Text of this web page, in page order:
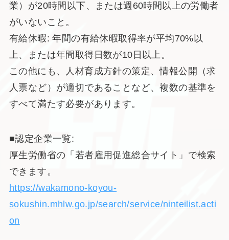
業）が20時間以下、または週60時間以上の労働者
がいないこと。
有給休暇: 年間の有給休暇取得率が平均70%以
上、または年間取得日数が10日以上。
この他にも、人材育成方針の策定、情報公開（求
人票など）が適切であることなど、複数の基準を
すべて満たす必要があります。
■認定企業一覧:
厚生労働省の「若者雇用促進総合サイト」で検索
できます。
https://wakamono-koyou-
sokushin.mhlw.go.jp/search/service/ninteilist.acti
on